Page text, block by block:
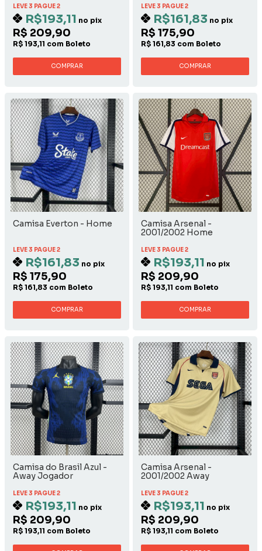
LEVE 3 PAGUE 2
R$193,11 no pix
R$ 209,90
R$ 193,11 com Boleto
COMPRAR
LEVE 3 PAGUE 2
R$161,83 no pix
R$ 175,90
R$ 161,83 com Boleto
COMPRAR
Camisa Everton - Home
LEVE 3 PAGUE 2
R$161,83 no pix
R$ 175,90
R$ 161,83 com Boleto
COMPRAR
Camisa Arsenal -
2001/2002 Home
LEVE 3 PAGUE 2
R$193,11 no pix
R$ 209,90
R$ 193,11 com Boleto
COMPRAR
Camisa do Brasil Azul -
Away Jogador
LEVE 3 PAGUE 2
R$193,11 no pix
R$ 209,90
R$ 193,11 com Boleto
Camisa Arsenal -
2001/2002 Away
LEVE 3 PAGUE 2
R$193,11 no pix
R$ 209,90
R$ 193,11 com Boleto